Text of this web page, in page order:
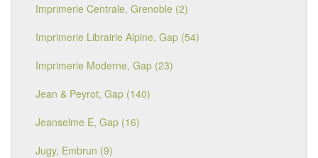
Imprimerie Centrale, Grenoble (2)
Imprimerie Librairie Alpine, Gap (54)
Imprimerie Moderne, Gap (23)
Jean & Peyrot, Gap (140)
Jeanselme E, Gap (16)
Jugy, Embrun (9)